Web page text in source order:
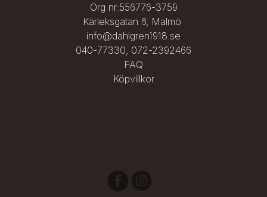
Org nr:556776-3759
Kärleksgatan 6, Malmö
info@dahlgren1918.se
040-77330 072-2392466
FAQ
Köpvillkor